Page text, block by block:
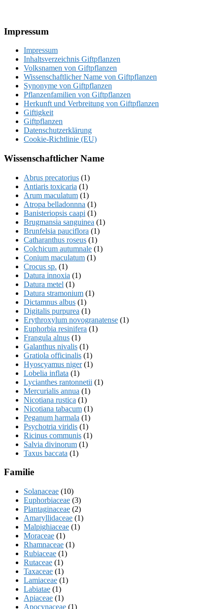
Footer
Impressum
Impressum
Inhaltsverzeichnis Giftpflanzen
Volksnamen von Giftpflanzen
Wissenschaftlicher Name von Giftpflanzen
Synonyme von Giftpflanzen
Pflanzenfamilien von Giftpflanzen
Herkunft und Verbreitung von Giftpflanzen
Giftigkeit
Giftpflanzen
Datenschutzerklärung
Cookie-Richtlinie (EU)
Wissenschaftlicher Name
Abrus precatorius (1)
Antiaris toxicaria (1)
Arum maculatum (1)
Atropa belladonnna (1)
Banisteriopsis caapi (1)
Brugmansia sanguinea (1)
Brunfelsia pauciflora (1)
Catharanthus roseus (1)
Colchicum autumnale (1)
Conium maculatum (1)
Crocus sp. (1)
Datura innoxia (1)
Datura metel (1)
Datura stramonium (1)
Dictamnus albus (1)
Digitalis purpurea (1)
Erythroxylum novogranatense (1)
Euphorbia resinifera (1)
Frangula alnus (1)
Galanthus nivalis (1)
Gratiola officinalis (1)
Hyoscyamus niger(1)
Lobelia inflata (1)
Lycianthes rantonnetii (1)
Mercurialis annua (1)
Nicotiana rustica (1)
Nicotiana tabacum (1)
Peganum harmala (1)
Psychotria viridis (1)
Ricinus communis (1)
Salvia divinorum (1)
Taxus baccata (1)
Familie
Solanaceae (10)
Euphorbiaceae (3)
Plantaginaceae (2)
Amaryllidaceae (1)
Malpighiaceae (1)
Moraceae (1)
Rhamnaceae (1)
Rubiaceae (1)
Rutaceae (1)
Taxaceae (1)
Lamiaceae (1)
Labiatae (1)
Apiaceae (1)
Apocynaceae (1)